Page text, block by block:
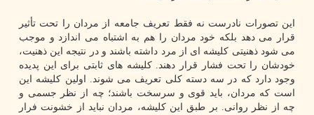
این تصورات نادرست نه فقط تعریف جامعه از مردان را تحت تأثیر
قرار می دهد بلکه خود مردان را هم به اشتباه می اندازد و موجب
می شود ذهنیتی کلیشه ای از مرد داشته باشند و در نتیجه این ذهنیت،
خودشان را تحت فشار قرار دهند. کلیشه های ثابتی برای این پدیده
وجود دارد که در سه دسته کلی تعریف می شوند. اولین کلیشه این
است که مردان، باید قوی و سرسخت باشند؛ چه از نظر جسمی و
چه از نظر روانی. بر طبق این کلیشه، مردان نباید از خشونت فرار